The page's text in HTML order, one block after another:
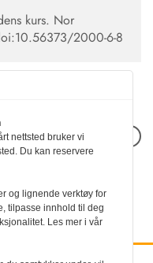
kurs. Nor
2000-6-8
Neste artikkel
nettsted bruker vi
Du kan reservere
og lignende verktøy for
tilpasse innhold til deg
Les mer i vår